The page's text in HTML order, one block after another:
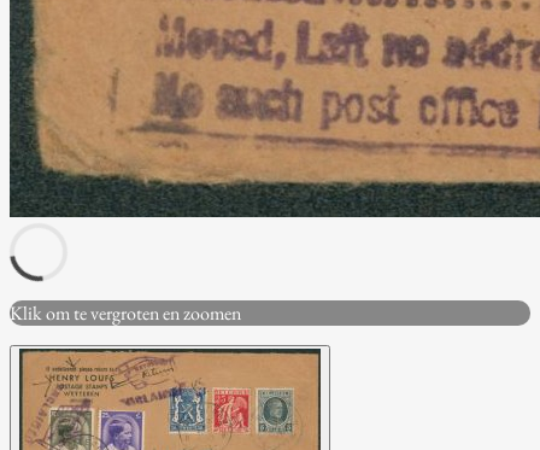
Klik om te vergroten en zoomen